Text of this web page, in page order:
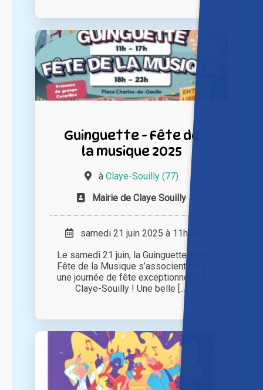
Guinguette - Fête de
la musique 2025
à Claye-Souilly (77)
Mairie de Claye Souilly
samedi 21 juin 2025 à 11h00
Le samedi 21 juin, la Guinguette et la
Fête de la Musique s’associent pour
une journée de fête exceptionnelle à
Claye-Souilly ! Une belle [...]